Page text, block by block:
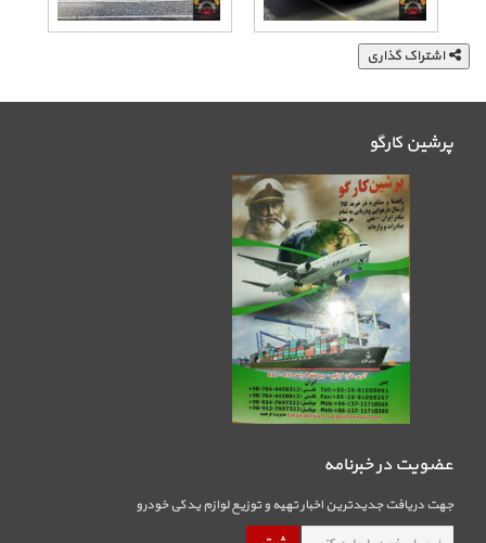
اشتراک گذاری
پرشین کارگو
عضویت در خبرنامه
جهت دریافت جدیدترین اخبار تهیه و توزیع لوازم یدکی خودرو